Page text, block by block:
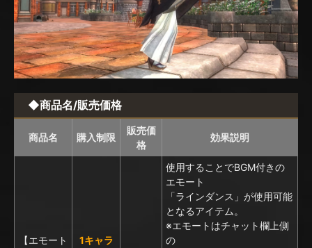
◆商品名/販売価格
商品名 購入制限
販売価
格
効果説明
【エモート
1キャラ
使用することでBGM付きの
エモート
「ラインダンス」が使用可能
となるアイテム。
※エモートはチャット欄上側
の